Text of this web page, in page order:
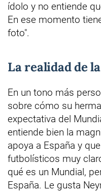
ídolo y no entiende
En ese momento
foto".
La realidad de
En un tono más
sobre cómo su
expectativa del
entiende bien la
apoya a España y
futbolísticos muy
qué es un Mundial,
España. Le gusta